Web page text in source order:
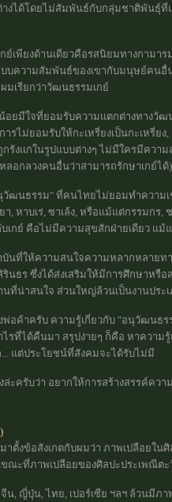
งได้โดยไม่สัมพันธ์กับกลุ่มชาติพันธุ์ที่
ย์เพียงด้านเดียวคือรสนิยมทางกาม
บบความสัมพันธ์ของเขากับมนุษย์คน
เรียกว่าวัฒนธรรมเกย์
น้อยมีใจที่ยอมรับความแตกต่างทางวั
ารไม่ยอมรับให้กะเหรี่ยงเป็นกะเหรี่ย
กรังแกในรูปแบบต่างๆ ไม่มีใครมีคว
อกลวงคนอื่นว่าสามารถรักษาเกย์ได้)
วัฒนธรรม" ที่คนไทยไม่ยอมทำความ
า, หาบเร่, ซาเล้ง, หรือแม้แต่กรรมกร
บเกย์ คือไม่มีความสุขสักฝ่ายเดียว แ
นที่ให้ความสนใจความหลากหลายท
ธร ซึ่งได้ส่งเสริมให้มีการศึกษาหรือ
นที่น่าสนใจ ส่วนใหญ่ล้วนเป็นงานปร
อค้าครับ ความรู้เกี่ยวกับ "อนุวัฒนธร
รที่ได้คืนมา สรุปง่ายๆ ก็คือ หาความ
แต่ประโยชน์ที่สังคมจะได้รับไม่มี
ล่ะครับว่า อยากให้การสร้างสรรค์คว
าตั้งข้อสังเกตกับผมว่า ภาพเปลือยใน
ขณะที่ภาพเปลือยของศิลปะประเพณี
จีน, ญี่ปุ่น, ไทย, เปอร์เซีย ฯลฯ ล้วนมี